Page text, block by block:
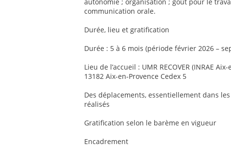
communication orale.
Durée, lieu et gratification
Durée : 5 à 6 mois (période février 2026 –
Lieu de l’accueil : UMR RECOVER (INRAE
13182 Aix-en-Provence Cedex 5
Des déplacements, essentiellement dans
réalisés
Gratification selon le barème en vigueur
Encadrement